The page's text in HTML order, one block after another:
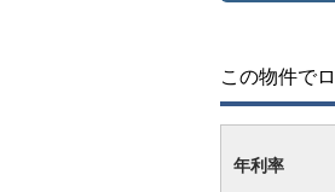
この物件で
年利率